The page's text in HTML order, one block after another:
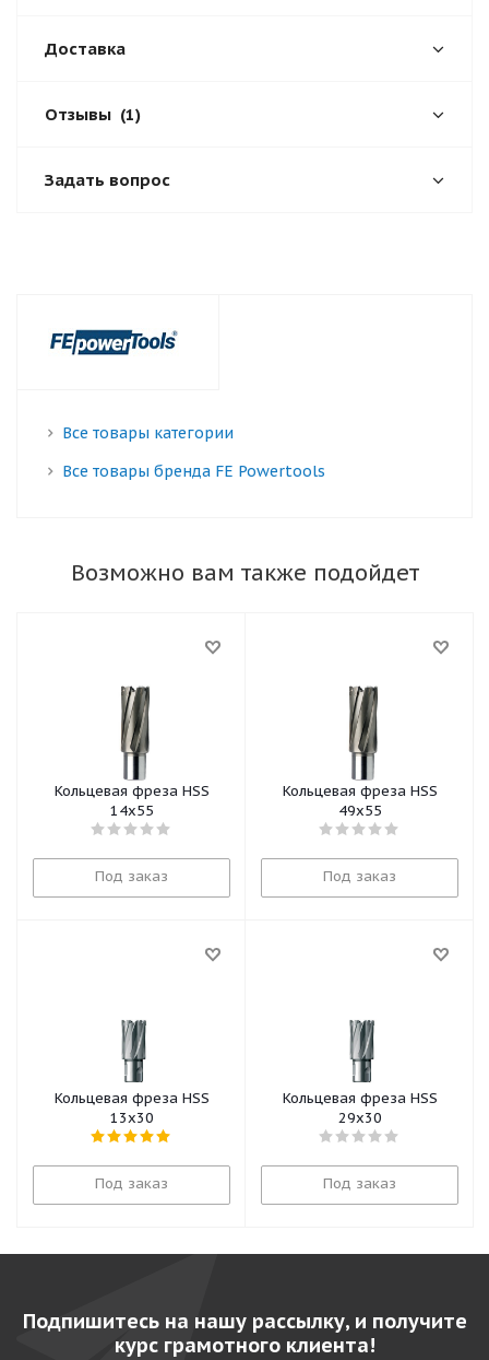
Доставка
Отзывы (1)
Задать вопрос
Все товары категории
Все товары бренда FE Powertools
Возможно вам также подойдет
Кольцевая фреза HSS
14x55
Под заказ
Кольцевая фреза HSS
49x55
Под заказ
Кольцевая фреза HSS
13x30
Под заказ
Кольцевая фреза HSS
29х30
Под заказ
Подпишитесь на нашу рассылку, и получите
курс грамотного клиента!